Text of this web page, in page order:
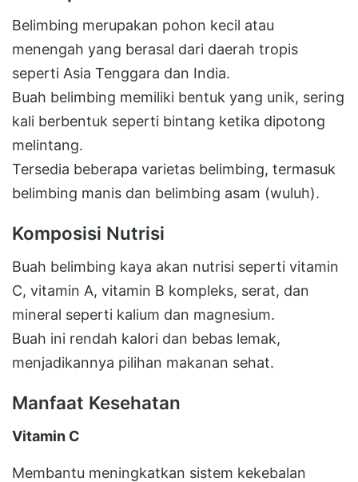
Belimbing merupakan pohon kecil atau
menengah yang berasal dari daerah tropis
seperti Asia Tenggara dan India.
Buah belimbing memiliki bentuk yang unik, sering
kali berbentuk seperti bintang ketika dipotong
melintang.
Tersedia beberapa varietas belimbing, termasuk
belimbing manis dan belimbing asam (wuluh).
Komposisi Nutrisi
Buah belimbing kaya akan nutrisi seperti vitamin
C, vitamin A, vitamin B kompleks, serat, dan
mineral seperti kalium dan magnesium.
Buah ini rendah kalori dan bebas lemak,
menjadikannya pilihan makanan sehat.
Manfaat Kesehatan
Vitamin C
Membantu meningkatkan sistem kekebalan